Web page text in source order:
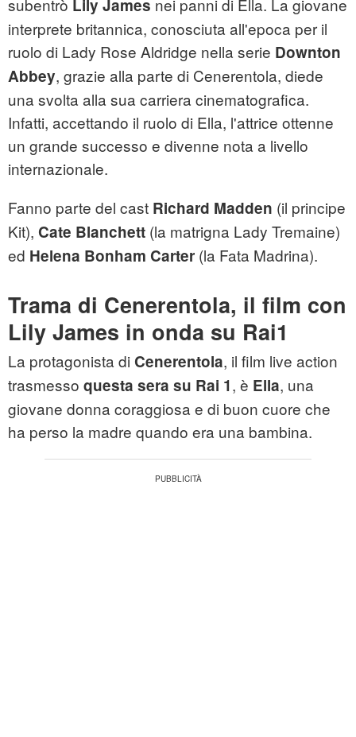
subentrò Lily James nei panni di Ella. La giovane
interprete britannica, conosciuta all'epoca per il
ruolo di Lady Rose Aldridge nella serie Downton
Abbey, grazie alla parte di Cenerentola, diede
una svolta alla sua carriera cinematografica.
Infatti, accettando il ruolo di Ella, l'attrice ottenne
un grande successo e divenne nota a livello
internazionale.
Fanno parte del cast Richard Madden (il principe
Kit), Cate Blanchett (la matrigna Lady Tremaine)
ed Helena Bonham Carter (la Fata Madrina).
Trama di Cenerentola, il film con
Lily James in onda su Rai1
La protagonista di Cenerentola, il film live action
trasmesso questa sera su Rai 1, è Ella, una
giovane donna coraggiosa e di buon cuore che
ha perso la madre quando era una bambina.